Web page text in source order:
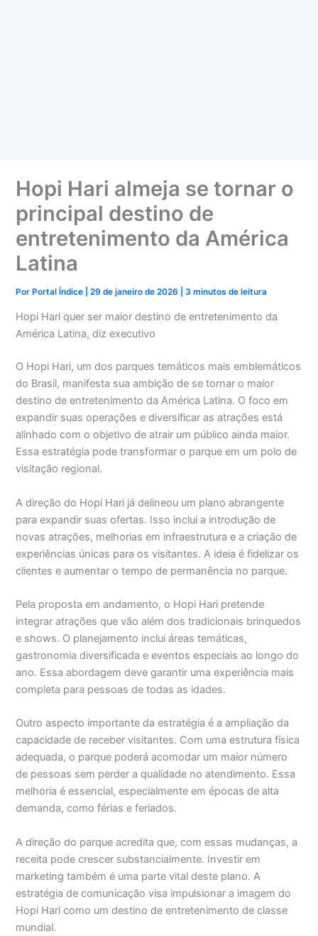
Hopi Hari almeja se tornar o
principal destino de
entretenimento da América
Latina
PorPortal Índice |29 de janeiro de 2026 |3 minutos de leitura
Hopi Hari quer ser maior destino de entretenimento da
América Latina, diz executivo
O Hopi Hari, um dos parques temáticos mais emblemáticos
do Brasil, manifesta sua ambição de se tornar o maior
destino de entretenimento da América Latina. O foco em
expandir suas operações e diversificar as atrações está
alinhado com o objetivo de atrair um público ainda maior.
Essa estratégia pode transformar o parque em um polo de
visitação regional.
A direção do Hopi Hari já delineou um plano abrangente
para expandir suas ofertas. Isso inclui a introdução de
novas atrações, melhorias em infraestrutura e a criação de
experiências únicas para os visitantes. A ideia é fidelizar os
clientes e aumentar o tempo de permanência no parque.
Pela proposta em andamento, o Hopi Hari pretende
integrar atrações que vão além dos tradicionais brinquedos
e shows. O planejamento inclui áreas temáticas,
gastronomia diversificada e eventos especiais ao longo do
ano. Essa abordagem deve garantir uma experiência mais
completa para pessoas de todas as idades.
Outro aspecto importante da estratégia é a ampliação da
capacidade de receber visitantes. Com uma estrutura física
adequada, o parque poderá acomodar um maior número
de pessoas sem perder a qualidade no atendimento. Essa
melhoria é essencial, especialmente em épocas de alta
demanda, como férias e feriados.
A direção do parque acredita que, com essas mudanças, a
receita pode crescer substancialmente. Investir em
marketing também é uma parte vital deste plano. A
estratégia de comunicação visa impulsionar a imagem do
Hopi Hari como um destino de entretenimento de classe
mundial.